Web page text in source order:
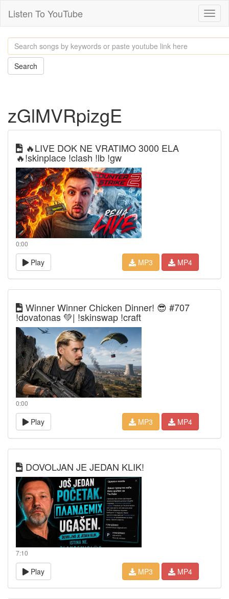
Listen To YouTube
Search
zGlMVRpizgE
🔥LIVE DOK NE VRATIMO 3000 ELA
🔥!skinplace !clash !lb !gw
0:00
Play MP3 MP4
Winner Winner Chicken Dinner! 😎 #707
!dovatonas 💚| !skinswap !craft
0:00
Play MP3 MP4
DOVOLJAN JE JEDAN KLIK!
7:10
Play MP3 MP4